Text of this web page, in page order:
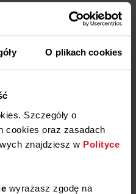
O plikach cookies
Szczegóły o
cookies oraz zasadach
znajdziesz w Polityce
wyrażasz zgodę na
Pobierz
Pobierz